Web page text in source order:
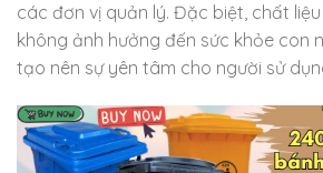
các đơn vị quản lý. Đặc biệt, chất
không ảnh hưởng đến sức khỏe con
tạo nên sự yên tâm cho người sử